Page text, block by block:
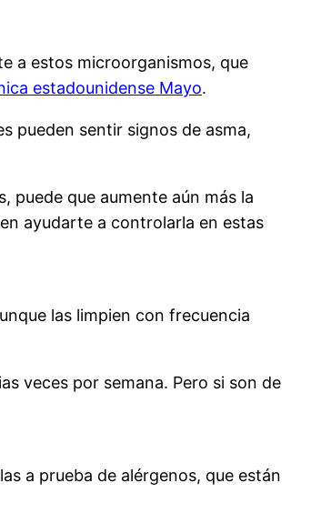
a estos microorganismos, que
estadounidense Mayo.
pueden sentir signos de asma,
puede que aumente aún más la
ayudarte a controlarla en estas
las limpien con frecuencia
veces por semana. Pero si son de
a prueba de alérgenos, que están